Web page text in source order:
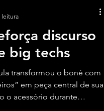
discurso
big techs
transformou o boné com
em peça central de sua
o acessório durante
leitura